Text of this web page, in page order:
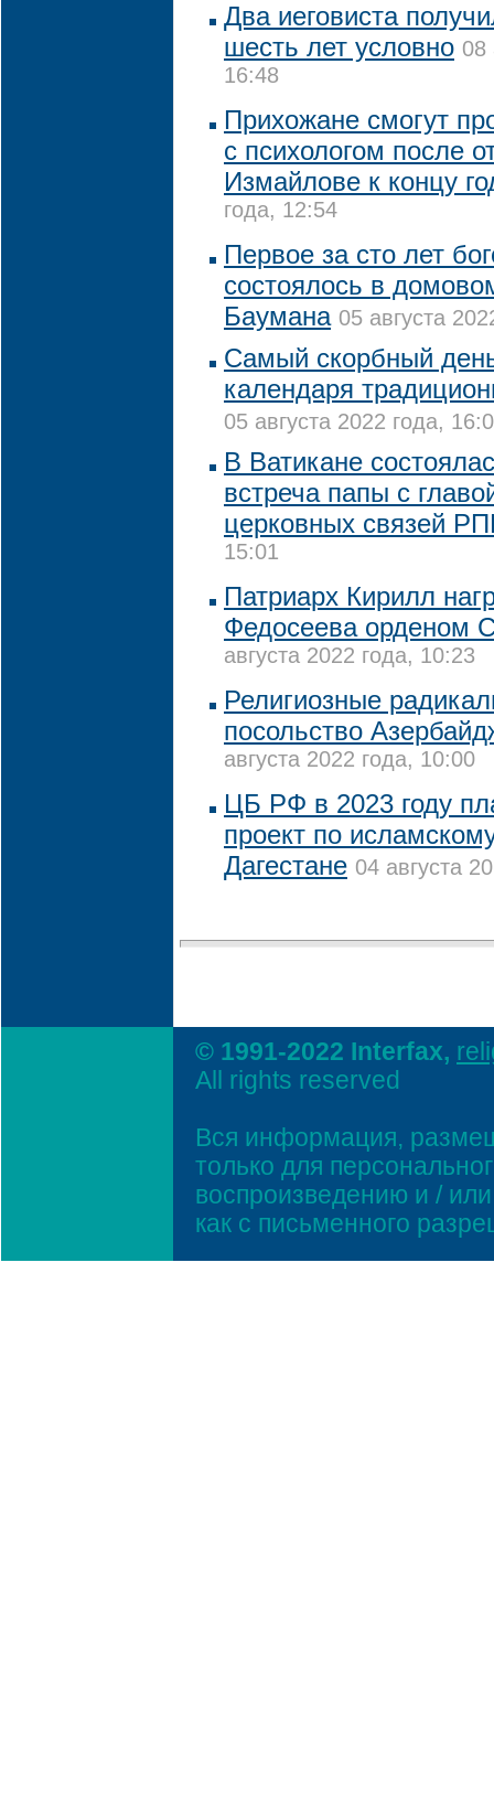
Два иеговиста
шесть лет условно 08
16:48
Прихожане смогут
с психологом после
Измайлове к концу
года, 12:54
Первое за сто лет
состоялось в
Баумана 05 августа
Самый скорбный
календаря
05 августа 2022 года,
В Ватикане
встреча папы с
церковных связей
15:01
Патриарх Кирилл
Федосеева орденом
августа 2022 года, 10:23
Религиозные
посольство
августа 2022 года, 10:00
ЦБ РФ в 2023 году
проект по
Дагестане 04 августа
© 1991-2022 Interfax,
All rights reserved
Вся информация,
только для
воспроизведению и /
как с письменного